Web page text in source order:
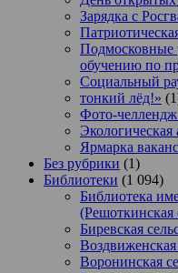
Зарядка с
Подмосковные
обучению по
Социальный
тонкий лёд!»
Фото-
Ярмарка
Без рубрики (1)
Библиотеки (1 094)
Библиотека
(Решоткинская
Биревская
Воздвиженская
Воронинская